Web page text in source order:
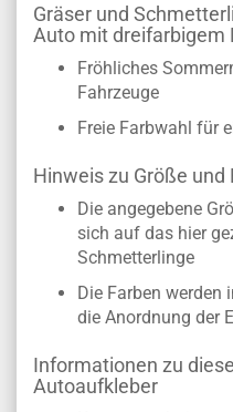
Gräser und
Auto mit dreifarbigem
Fröhliches
Fahrzeuge
Freie Farbwahl für
Hinweis zu Größe und
Die angegebene
sich auf das hier
Schmetterlinge
Die Farben werden
die Anordnung der
Informationen zu
Autoaufkleber